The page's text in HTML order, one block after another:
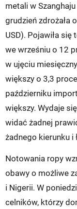
metali w
grudzień zdrożała
USD). Pojawiła
we wrześniu o 12
w ujęciu
większy o 3,3
październiku
większy. Wydaje
widać żadnej
żadnego kierunku i
Notowania ropy
obawy o możliwe
i Nigerii. W
celników, którzy